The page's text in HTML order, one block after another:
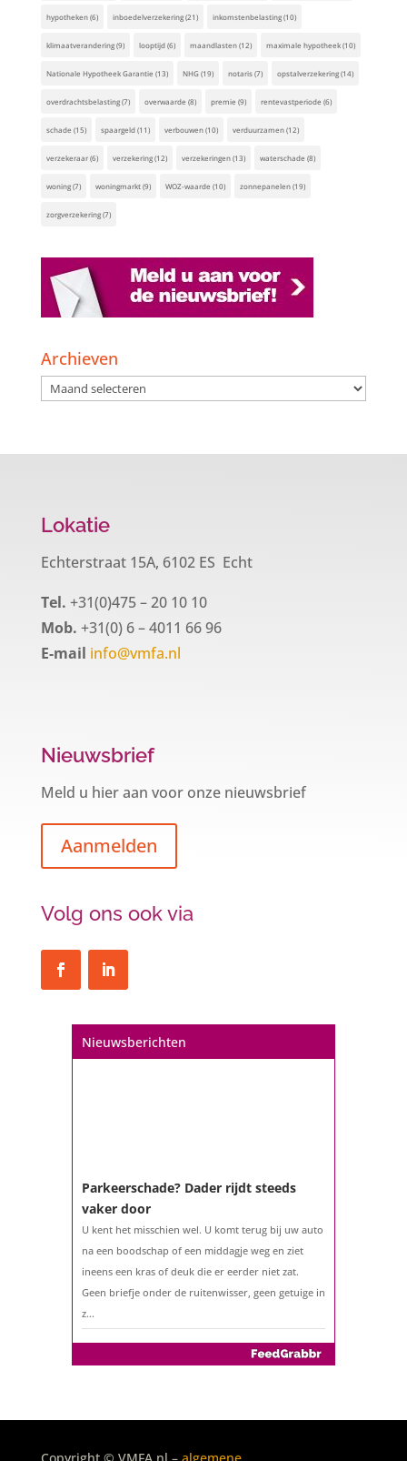
hypotheken(6) inboedelverzekering(21) inkomstenbelasting(10)
klimaatverandering(9) looptijd(6) maandlasten(12) maximale hypotheek(10)
Nationale Hypotheek Garantie (13) NHG(19) notaris(7) opstalverzekering(14)
overdrachtsbelasting(7) overwaarde (8) premie (9) rentevastperiode (6)
schade (15) spaargeld(11) verbouwen(10) verduurzamen(12)
verzekeraar(6) verzekering(12) verzekeringen(13) waterschade (8)
woning(7) woningmarkt(9) WOZ-waarde (10) zonnepanelen(19)
zorgverzekering(7)
Archieven
Archieven
Lokatie
Echterstraat 15A, 6102 ES Echt
Tel. +31(0)475 – 20 10 10
Mob. +31(0) 6 – 4011 66 96
E-mail info@vmfa.nl
Nieuwsbrief
Meld u hier aan voor onze nieuwsbrief
Aanmelden
Volg ons ook via
Nieuwsberichten
Parkeerschade? Dader rijdt steeds
vaker door
U kent het misschien wel. U komt terug bij uw auto
na een boodschap of een middagje weg en ziet
ineens een kras of deuk die er eerder niet zat.
Geen briefje onder de ruitenwisser, geen getuige in
z...
De belastingaangifte 2025